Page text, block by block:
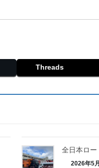
Threads
全日本ロー
2026年5